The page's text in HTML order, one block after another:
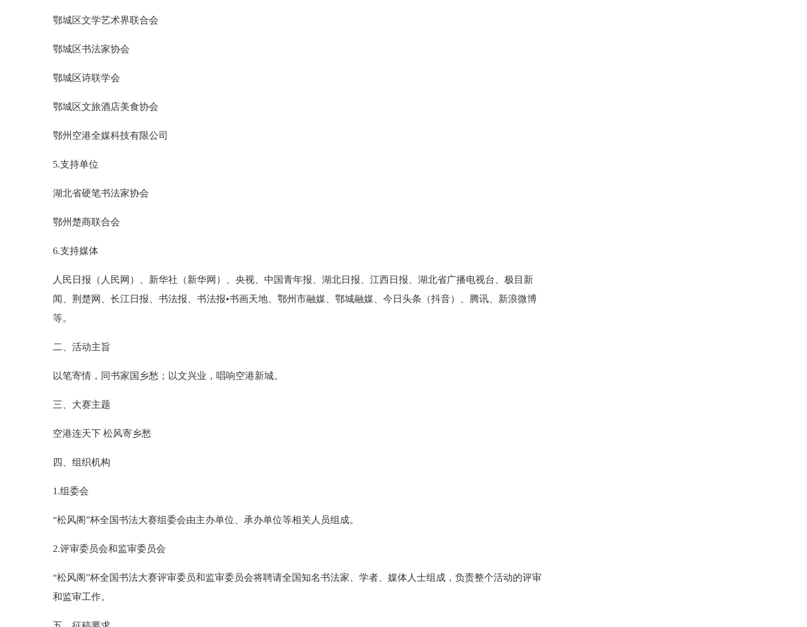
鄂城区文学艺术界联合会
鄂城区书法家协会
鄂城区诗联学会
鄂城区文旅酒店美食协会
鄂州空港全媒科技有限公司
5.支持单位
湖北省硬笔书法家协会
鄂州楚商联合会
6.支持媒体
人民日报（人民网）、新华社（新华网）、央视、中国青年报、湖北日报、江西日报、湖北省广播电视台、极目新
闻、荆楚网、长江日报、书法报、书法报•书画天地、鄂州市融媒、鄂城融媒、今日头条（抖音）、腾讯、新浪微博
等。
二、活动主旨
以笔寄情，同书家国乡愁；以文兴业，唱响空港新城。
三、大赛主题
空港连天下 松风寄乡愁
四、组织机构
1.组委会
“松风阁”杯全国书法大赛组委会由主办单位、承办单位等相关人员组成。
2.评审委员会和监审委员会
“松风阁”杯全国书法大赛评审委员和监审委员会将聘请全国知名书法家、学者、媒体人士组成，负责整个活动的评审
和监审工作。